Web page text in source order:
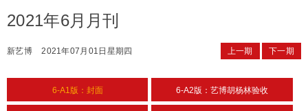
2021年6月月刊
新艺博 2021年07月01日星期四 上一期 下一期
6-A1版：封面 6-A2版：艺博胡杨林验收